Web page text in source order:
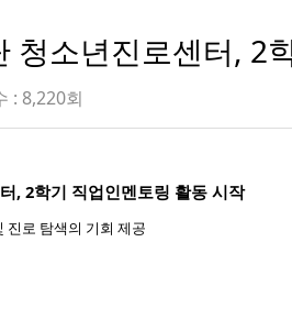
청소년진로센터, 2
: 8,220회
, 2학기 직업인멘토링 활동 시작
진로 탐색의 기회 제공